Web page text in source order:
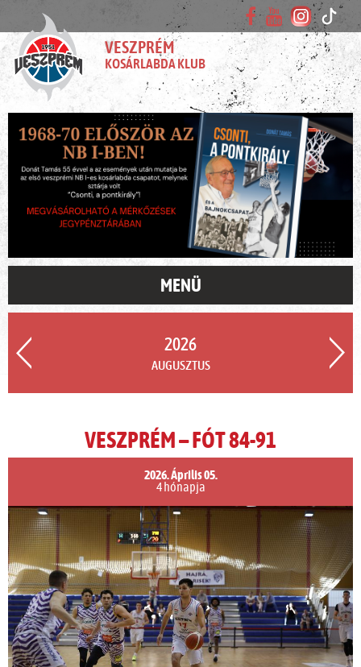
VESZPRÉM
KOSÁRLABDA KLUB
MENÜ
2026
AUGUSZTUS
VESZPRÉM – FÓT 84-91
2026. Április 05.
4 hónapja